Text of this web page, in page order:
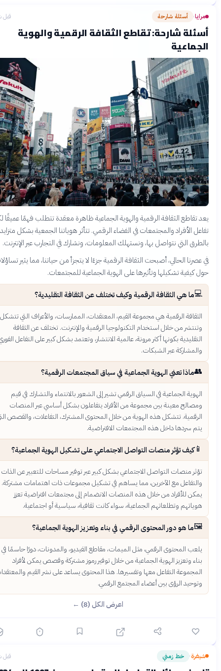
أسئلة شارحة قبل شهرين
شارحة: تقاطع الثقافة الرقمية والهوية
تقاطع الثقافة الرقمية والهوية الجماعية ظاهرة معقدة تتطلب فهمًا عميقًا لكيفية
الأفراد والمجتمعات في الفضاء الرقمي. تتأثر هوياتنا الجمعية بشكل متزايد
التي نتواصل بها، ونستهلك المعلومات، ونشارك في التجارب عبر الإنترنت.
الحالي، أصبحت الثقافة الرقمية جزءًا لا يتجزأ من حياتنا، مما يثير تساؤلات
كيفية تشكيلها وتأثيرها على الهوية الجماعية للمجتمعات.
ما هي الثقافة الرقمية وكيف تختلف عن الثقافة التقليدية؟
الرقمية هي مجموعة القيم، المعتقدات، الممارسات، والأعراف التي تتشكل
من خلال استخدام التكنولوجيا الرقمية والإنترنت. تختلف عن الثقافة
بكونها أكثر مرونة، عالمية الانتشار، وتعتمد بشكل كبير على التفاعل الفوري
عبر الشبكات.
ماذا تعني الهوية الجماعية في سياق المجتمعات الرقمية؟
الجماعية في السياق الرقمي تشير إلى الشعور بالانتماء والتشارك في قيم
معينة بين مجموعة من الأفراد يتفاعلون بشكل أساسي عبر المنصات
تتشكل هذه الهوية من خلال المحتوى المشترك، التفاعلات، والقصص التي
سردها داخل هذه المجتمعات الافتراضية.
كيف تؤثر منصات التواصل الاجتماعي على تشكيل الهوية الجماعية؟
منصات التواصل الاجتماعي بشكل كبير عبر توفير مساحات للتعبير عن الذات
مع الآخرين، مما يساهم في تشكيل مجموعات ذات اهتمامات مشتركة.
للأفراد من خلال هذه المنصات الانضمام إلى مجتمعات افتراضية تعزز
وتطلعاتهم الجماعية، سواء كانت ثقافية، سياسية أو اجتماعية.
ما هو دور المحتوى الرقمي في بناء وتعزيز الهوية الجماعية؟
المحتوى الرقمي، مثل الميمات، مقاطع الفيديو، والمدونات، دورًا حاسمًا في
وتعزيز الهوية الجماعية من خلال توفير رموز مشتركة وقصص يمكن لأفراد
التفاعل معها وتفسيرها. هذا المحتوى يساعد على نشر القيم والمعتقدات
الرؤى بين أعضاء المجتمع الرقمي.
اعرض الكل (8) ←
خط زمني قبل شهرين